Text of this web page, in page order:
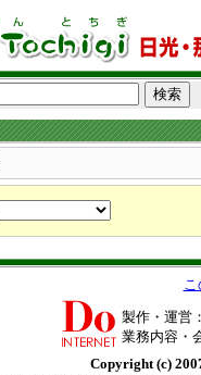
製作・運営
業務内容・
Copyright (c)